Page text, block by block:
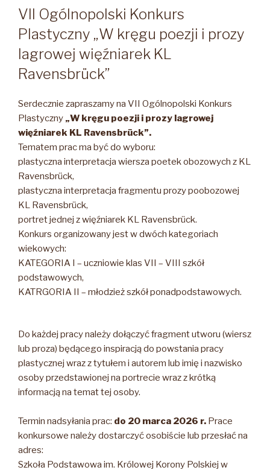
W
VII Ogólnopolski Konkurs
Plastyczny „W kręgu poezji i prozy
lagrowej więźniarek KL
Ravensbrück”
Serdecznie zapraszamy na VII Ogólnopolski Konkurs
Plastyczny „W kręgu poezji i prozy lagrowej
więźniarek KL Ravensbrück”.
Tematem prac ma być do wyboru:
plastyczna interpretacja wiersza poetek obozowych z KL
Ravensbrück,
plastyczna interpretacja fragmentu prozy poobozowej
KL Ravensbrück,
portret jednej z więźniarek KL Ravensbrück.
Konkurs organizowany jest w dwóch kategoriach
wiekowych:
KATEGORIA I – uczniowie klas VII – VIII szkół
podstawowych,
KATRGORIA II – młodzież szkół ponadpodstawowych.
Do każdej pracy należy dołączyć fragment utworu (wiersz
lub proza) będącego inspiracją do powstania pracy
plastycznej wraz z tytułem i autorem lub imię i nazwisko
osoby przedstawionej na portrecie wraz z krótką
informacją na temat tej osoby.
Termin nadsyłania prac: do 20 marca 2026 r. Prace
konkursowe należy dostarczyć osobiście lub przesłać na
adres:
Szkoła Podstawowa im. Królowej Korony Polskiej w